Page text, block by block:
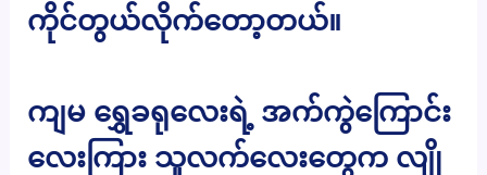
ကိုင်တွယ်လိုက်တော့တယ်။
ကျမ ရွှေခရုလေးရဲ့ အက်ကွဲကြောင်း
လေးကြား သူလက်လေးတွေက လျို